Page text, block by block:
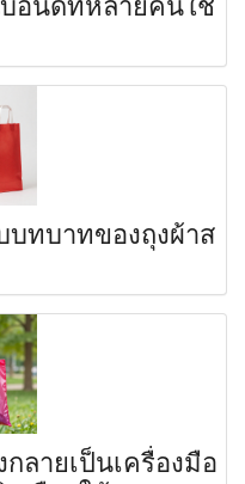
บทบาทของถุงผ้าส
ลายเป็นเครื่องมือ